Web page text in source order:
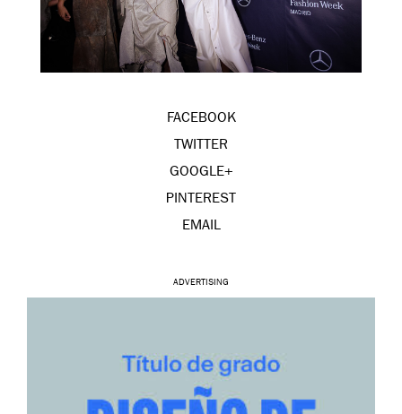
FACEBOOK
TWITTER
GOOGLE+
PINTEREST
EMAIL
ADVERTISING